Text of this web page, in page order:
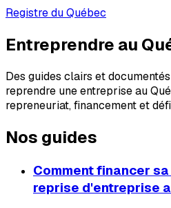
Registre du Québec
Entreprendre au
Des guides clairs et
reprendre une entreprise au
repreneuriat, financement et
Nos guides
Comment financer
reprise d'entreprise